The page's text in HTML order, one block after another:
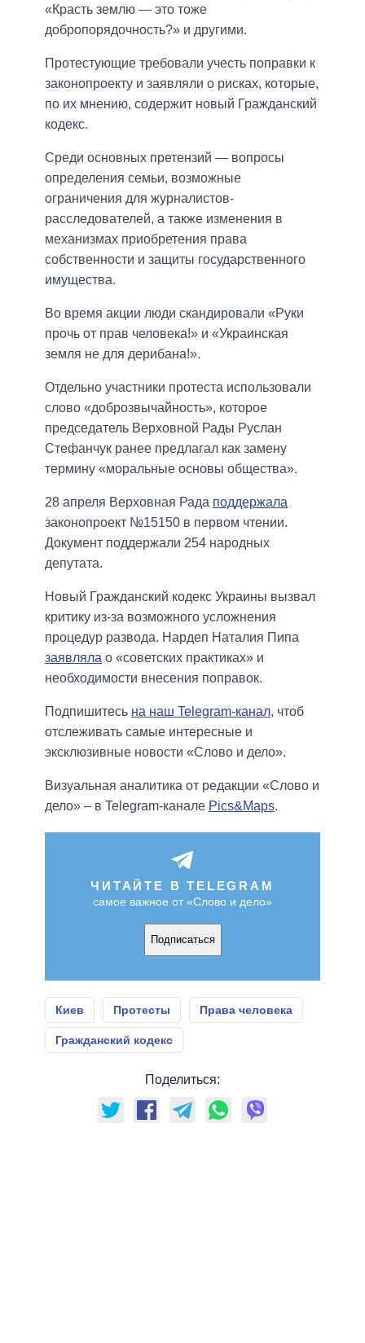
«Красть землю — это тоже
добропорядочность?» и другими.
Протестующие требовали учесть поправки к
законопроекту и заявляли о рисках, которые,
по их мнению, содержит новый Гражданский
кодекс.
Среди основных претензий — вопросы
определения семьи, возможные
ограничения для журналистов-
расследователей, а также изменения в
механизмах приобретения права
собственности и защиты государственного
имущества.
Во время акции люди скандировали «Руки
прочь от прав человека!» и «Украинская
земля не для дерибана!».
Отдельно участники протеста использовали
слово «доброзвычайность», которое
председатель Верховной Рады Руслан
Стефанчук ранее предлагал как замену
термину «моральные основы общества».
28 апреля Верховная Рада поддержала
законопроект №15150 в первом чтении.
Документ поддержали 254 народных
депутата.
Новый Гражданский кодекс Украины вызвал
критику из-за возможного усложнения
процедур развода. Нардеп Наталия Пипа
заявляла о «советских практиках» и
необходимости внесения поправок.
Подпишитесь на наш Telegram-канал, чтоб
отслеживать самые интересные и
эксклюзивные новости «Слово и дело».
Визуальная аналитика от редакции «Слово и
дело» – в Telegram-канале Pics&Maps.
ЧИТАЙТЕ В TELEGRAM
самое важное от «Слово и дело»
Подписаться
Киев Протесты Права человека
Гражданский кодекс
Поделиться: